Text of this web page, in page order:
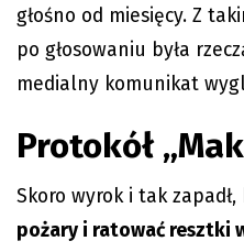
głośno od miesięcy. Z
po głosowaniu była
medialny komunikat
Protokół
Skoro wyrok i tak
pożary i ratować resztki